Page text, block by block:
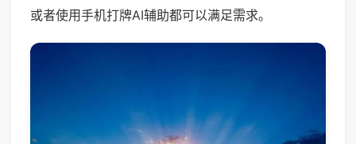
或者使用手机打牌AI辅助都可以满足需求。